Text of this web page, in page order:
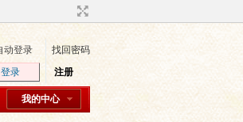
动登录
找回密码
登录 注册
我的中心